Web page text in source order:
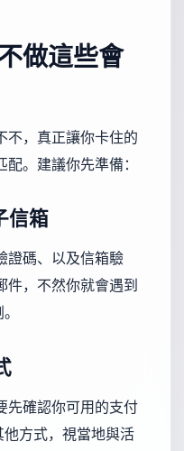
做這些會
不，真正讓你卡住的
。建議你先準備：
信箱
證碼、以及信箱驗
件，不然你就會遇到
先確認你可用的支付
方式，視當地與活